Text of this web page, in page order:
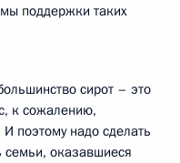
поддержки таких
сирот – это
к сожалению,
поэтому надо сделать
оказавшиеся